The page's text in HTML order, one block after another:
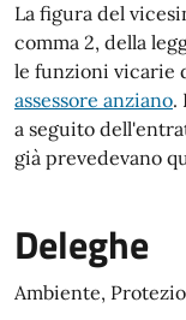
La figura del
comma 2, della
le funzioni vicarie
assessore anziano.
a seguito
già prevedevano
Deleghe
Ambiente,